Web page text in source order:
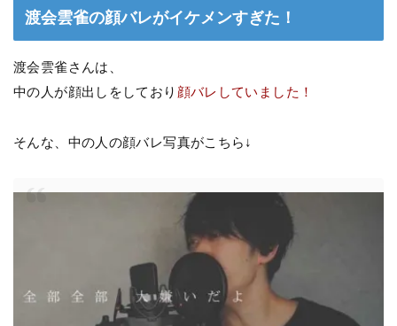
渡会雲雀の顔バレがイケメンすぎた！
渡会雲雀さんは、
中の人が顔出しをしており 顔バレしていました！
そんな、中の人の顔バレ写真がこちら↓